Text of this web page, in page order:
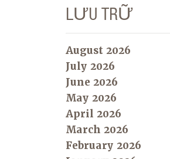
LƯU TRỮ
August 2026
July 2026
June 2026
May 2026
April 2026
March 2026
February 2026